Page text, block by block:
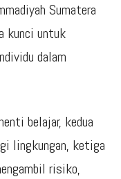
Sumatera
kunci untuk
dalam
belajar, kedua
lingkungan, ketiga
risiko,